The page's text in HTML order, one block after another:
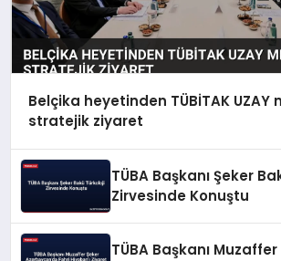
Belçika heyetinden TÜBİTAK UZAY
stratejik ziyaret
TÜBA Başkanı Şeker
Zirvesinde Konuştu
TÜBA Başkanı